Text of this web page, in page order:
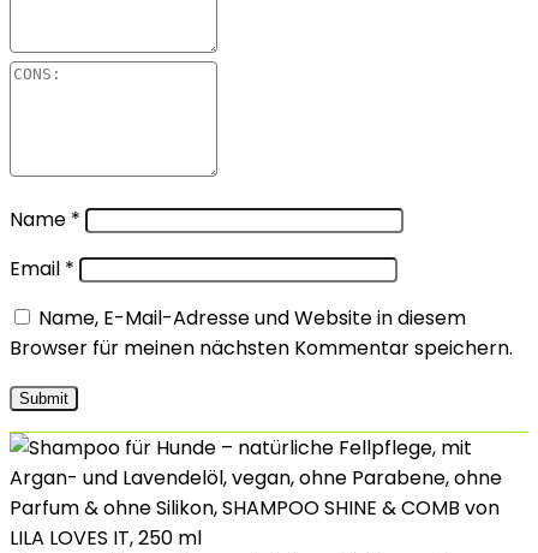
Name *
Email *
Name, E-Mail-Adresse und Website in diesem
Browser für meinen nächsten Kommentar speichern.